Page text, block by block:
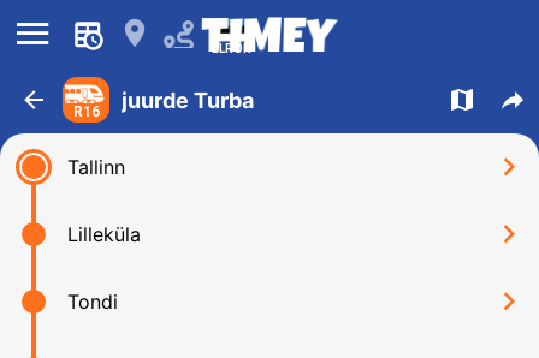
󰍜 󰍎 ELRON
󰁍 R16 juurde Turba 󰍍 󰒖
Tallinn 󰅂
Lilleküla 󰅂
Tondi 󰅂